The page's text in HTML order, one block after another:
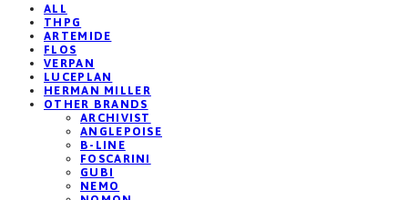
ALL
THPG
ARTEMIDE
FLOS
VERPAN
LUCEPLAN
HERMAN MILLER
OTHER BRANDS
ARCHIVIST
ANGLEPOISE
B-LINE
FOSCARINI
GUBI
NEMO